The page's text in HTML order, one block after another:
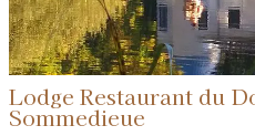
Lodge Restaurant du
Sommedieue